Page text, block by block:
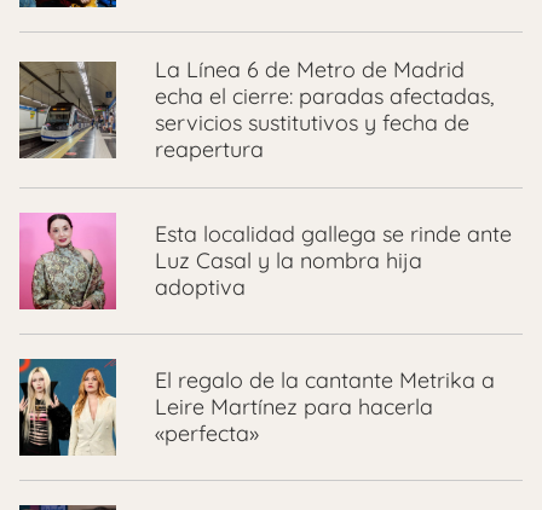
La Línea 6 de Metro de Madrid
echa el cierre: paradas afectadas,
servicios sustitutivos y fecha de
reapertura
Esta localidad gallega se rinde ante
Luz Casal y la nombra hija
adoptiva
El regalo de la cantante Metrika a
Leire Martínez para hacerla
«perfecta»